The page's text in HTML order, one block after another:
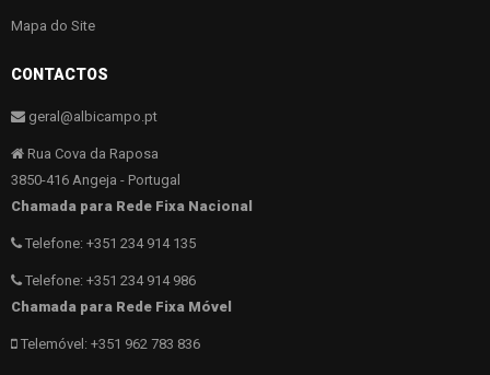
Mapa do Site
CONTACTOS
geral@albicampo.pt
Rua Cova da Raposa
3850-416 Angeja - Portugal
Chamada para Rede Fixa Nacional
Telefone: +351 234 914 135
Telefone: +351 234 914 986
Chamada para Rede Fixa Móvel
Telemóvel: +351 962 783 836